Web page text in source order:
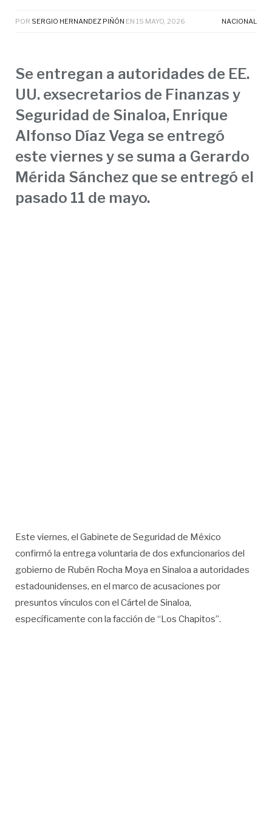
POR SERGIO HERNANDEZ PIÑÓN EN 15 MAYO, 2026 NACIONAL
Se entregan a autoridades de EE.
UU. exsecretarios de Finanzas y
Seguridad de Sinaloa, Enrique
Alfonso Díaz Vega se entregó
este viernes y se suma a Gerardo
Mérida Sánchez que se entregó el
pasado 11 de mayo.
Este viernes, el Gabinete de Seguridad de México
confirmó la entrega voluntaria de dos exfuncionarios del
gobierno de Rubén Rocha Moya en Sinaloa a autoridades
estadounidenses, en el marco de acusaciones por
presuntos vínculos con el Cártel de Sinaloa,
específicamente con la facción de “Los Chapitos”.